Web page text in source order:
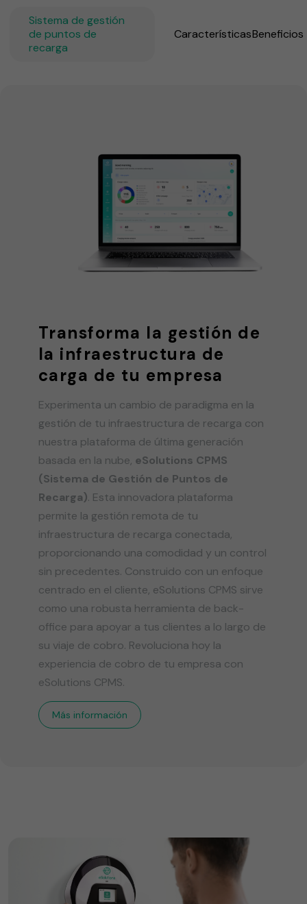
Sistema de gestión
de puntos de
recarga
CaracterísticasBeneficios
Transforma la gestión de
la infraestructura de
carga de tu empresa
Experimenta un cambio de paradigma en la
gestión de tu infraestructura de recarga con
nuestra plataforma de última generación
basada en la nube, eSolutions CPMS
(Sistema de Gestión de Puntos de
Recarga). Esta innovadora plataforma
permite la gestión remota de tu
infraestructura de recarga conectada,
proporcionando una comodidad y un control
sin precedentes. Construido con un enfoque
centrado en el cliente, eSolutions CPMS sirve
como una robusta herramienta de back-
office para apoyar a tus clientes a lo largo de
su viaje de cobro. Revoluciona hoy la
experiencia de cobro de tu empresa con
eSolutions CPMS.
Más información